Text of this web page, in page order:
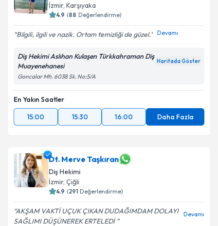
Kişisel verilerimin işlenmesine ilişkin Aydınlatma
kapsamda işlenmesini kabul ediyorum.
İzmir, Karşıyaka
4.9 (88 Değerlendirme)
Bilgili, ilgili ve nazik. Ortam temizliği de güzel. Devamı
Diş Hekimi Aslıhan Kulaşen Türkkahraman Diş
Muayenehanesi
Haritada Göster
Goncalar Mh. 6038 Sk. No:5/A
En Yakın Saatler
15:00
15:30 16:00 Daha Fazla
Dt. Merve Taşkıran
Diş Hekimi
İzmir, Çiğli
4.9 (291 Değerlendirme)
AKŞAM VAKTİ UÇUK ÇIKAN DUDAĞIMDAM DOLAYI
SAĞLIMI DÜŞÜNEREK ERTELEDİ
Devamı